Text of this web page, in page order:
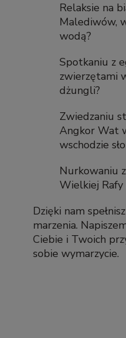
Relaksie na
Malediwów,
wodą?
Spotkaniu z
zwierzętami
dżungli?
Zwiedzaniu
Angkor Wat
wschodzie
Nurkowaniu
Wielkiej Rafy
Dzięki nam
marzenia.
Ciebie i Twoich
sobie wymarzycie.